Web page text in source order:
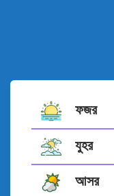
ফজর
যুহর
আসর